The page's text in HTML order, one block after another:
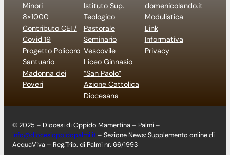
Minori
8×1000
Contributo CEI /
Covid 19
Progetto Policoro
Santuario
Madonna dei
Poveri
Istituto Sup.
Teologico
Pastorale
Seminario
Vescovile
Liceo Ginnasio
“San Paolo”
Azione Cattolica
Diocesana
domenicolando.it
Modulistica
Link
Informativa
Privacy
© 2025 – Diocesi di Oppido Mamertina – Palmi –
info@diocesioppidopalmi.it – Sezione News: Supplemento online di
AcquaViva – Reg.Trib. di Palmi nr. 66/1993